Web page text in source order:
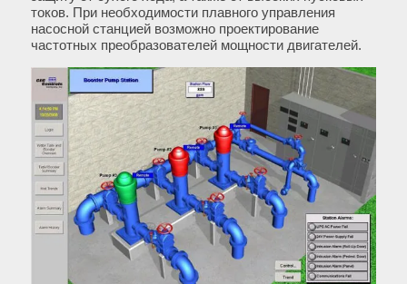
токов. При необходимости плавного управления
насосной станцией возможно проектирование
частотных преобразователей мощности двигателей.